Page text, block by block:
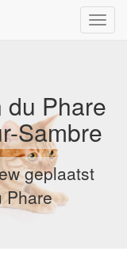
du Phare
Sambre
geplaatst
Phare